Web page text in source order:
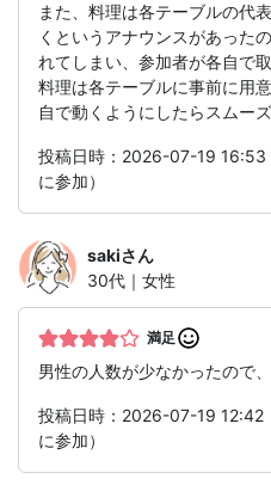
また、料理は各テーブルの代
くというアナウンスがあった
れてしまい、参加者が各自で
料理は各テーブルに事前に用
自で動くようにしたらスムー
投稿日時：2026-07-19 16:53
に参加）
sakiさん
30代｜女性
満足
男性の人数が少なかったので
投稿日時：2026-07-19 12:42
に参加）